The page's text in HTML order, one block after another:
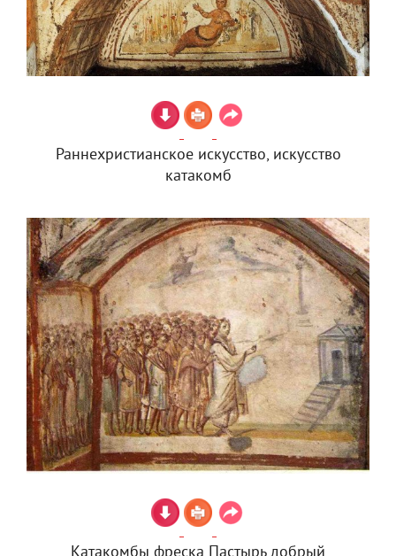
Раннехристианское искусство, искусство
катакомб